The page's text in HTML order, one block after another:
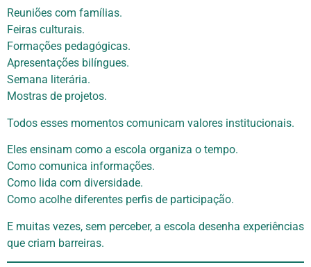
Reuniões com famílias.
Feiras culturais.
Formações pedagógicas.
Apresentações bilíngues.
Semana literária.
Mostras de projetos.
Todos esses momentos comunicam valores institucionais.
Eles ensinam como a escola organiza o tempo.
Como comunica informações.
Como lida com diversidade.
Como acolhe diferentes perfis de participação.
E muitas vezes, sem perceber, a escola desenha experiências
que criam barreiras.